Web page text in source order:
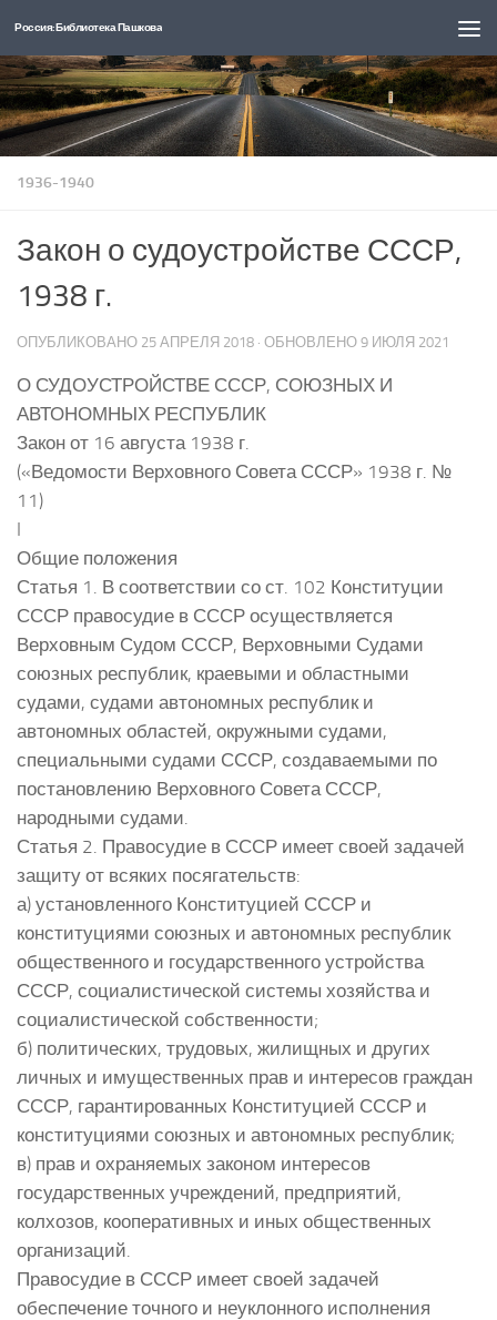
Перейти к содержимому
Россия: Библиотека Пашкова
1936-1940
Закон о судоустройстве СССР,
1938 г.
ОПУБЛИКОВАНО 25 АПРЕЛЯ 2018 · ОБНОВЛЕНО 9 ИЮЛЯ 2021
О СУДОУСТРОЙСТВЕ СССР, СОЮЗНЫХ И
АВТОНОМНЫХ РЕСПУБЛИК
Закон от 16 августа 1938 г.
(«Ведомости Верховного Совета СССР» 1938 г. №
11)
I
Общие положения
Статья 1. В соответствии со ст. 102 Конституции
СССР правосудие в СССР осуществляется
Верховным Судом СССР, Верховными Судами
союзных республик, краевыми и областными
судами, судами автономных республик и
автономных областей, окружными судами,
специальными судами СССР, создаваемыми по
постановлению Верховного Совета СССР,
народными судами.
Статья 2. Правосудие в СССР имеет своей задачей
защиту от всяких посягательств:
а) установленного Конституцией СССР и
конституциями союзных и автономных республик
общественного и государственного устройства
СССР, социалистической системы хозяйства и
социалистической собственности;
б) политических, трудовых, жилищных и других
личных и имущественных прав и интересов граждан
СССР, гарантированных Конституцией СССР и
конституциями союзных и автономных республик;
в) прав и охраняемых законом интересов
государственных учреждений, предприятий,
колхозов, кооперативных и иных общественных
организаций.
Правосудие в СССР имеет своей задачей
обеспечение точного и неуклонного исполнения